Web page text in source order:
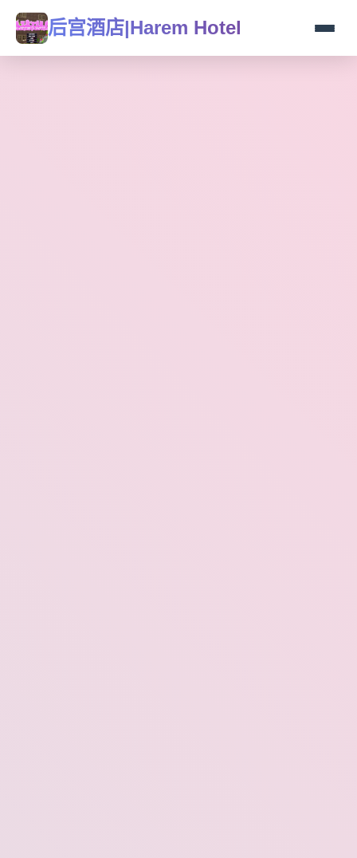
后宫酒店|Harem Hotel